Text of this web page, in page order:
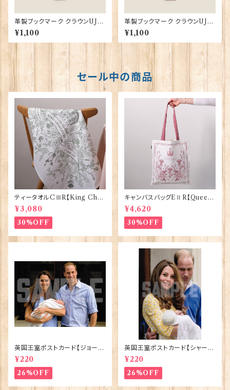
革製ブックマーク クラウンUJ
【ダスティピンク】R.C.Brady 9
0382-DustyPink
¥1,100
革製ブックマーク クラウンUJ
【クラレット】R.C.Brady 9038
2-Claret
¥1,100
セール中の商品
ティータオルCⅢR【King Char
lesⅢ Coronation】Victoria
Eggs 50129
¥3,080
30%OFF
キャンバスバッグEⅡR【Queen
ElizabethⅡ Commemorativ
e】Victoria Eggs 90332
¥4,620
30%OFF
英国王室ポストカード【ジョージ
王子ご誕生】Pageantry Post
card 90183-JEF100
¥220
26%OFF
英国王室ポストカード【シャーロ
ット王女2】Pageantry Postca
rd 90183-JEF202
¥220
26%OFF